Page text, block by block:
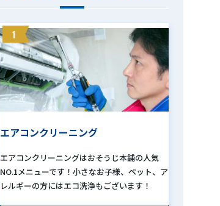
1
エアコンクリーニング
エアコンクリーニングはおそうじ本舗の人気
NO.1メニューです！小さなお子様、ペット、ア
レルギーの方にはエコ洗浄もございます！